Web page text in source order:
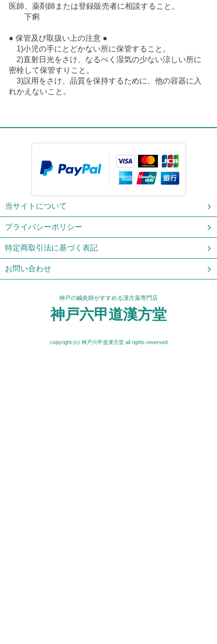
医師、薬剤師または登録販売者に相談すること。
下痢
● 保管及び取扱い上の注意 ●
1)小児の手にとどかない所に保管すること。
2)直射日光をさけ、なるべく湿気の少ない涼しい所に
密栓して保管すりこと。
3)誤用をさけ、品質を保持するために、他の容器に入
れかえないこと。
当サイトについて
プライバシーポリシー
特定商取引法に基づく表記
お問い合わせ
神戸の鍼灸師がすすめる漢方薬専門店
神戸六甲道漢方堂
copyright (c) 神戸六甲道漢方堂 all rights reserved.